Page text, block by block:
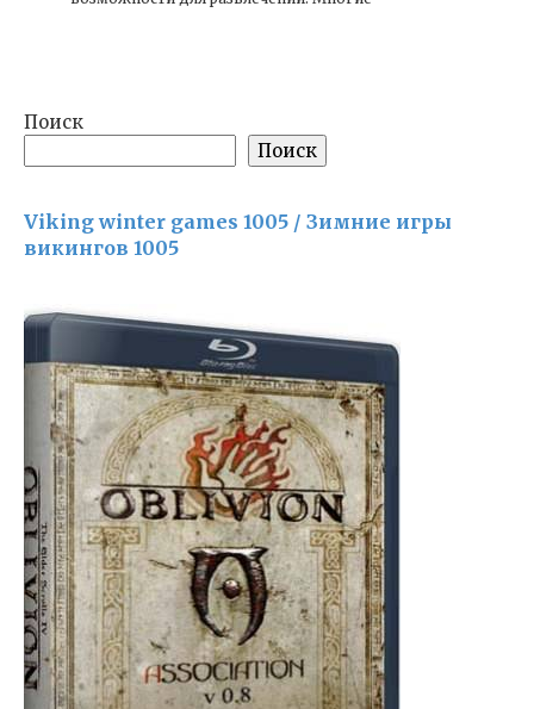
Поиск
Поиск
Viking winter games 1005 / Зимние игры
викингов 1005